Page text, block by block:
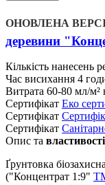
ОНОВЛЕНА
деревини
Кількість нанесень
Час висихання 4
Витрата 60-80 мл/м²
Сертифікат Еко
Сертифікат
Сертифікат
Опис та властивості
Ґрунтовка
("Концентрат 1:9"